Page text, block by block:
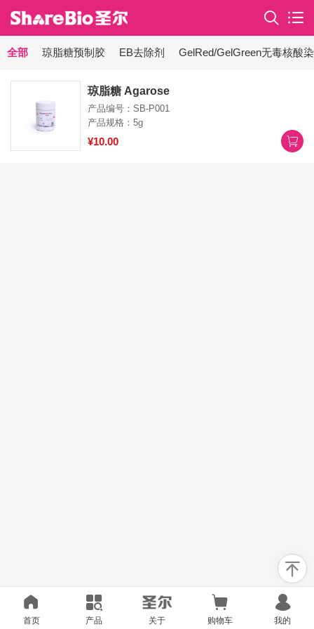
全部 琼脂糖预制胶 EB去除剂 GelRed/GelGreen无毒核酸
琼脂糖 Agarose
产品编号：SB-P001
产品规格：5g
¥10.00
首页 产品 关于 购物车 我的